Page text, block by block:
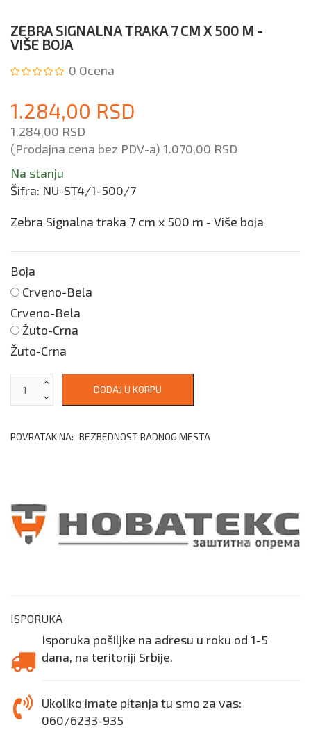
ZEBRA SIGNALNA TRAKA 7 CM X 500 M -
VIŠE BOJA
0 Ocena
1.284,00 RSD
1.284,00 RSD
(Prodajna cena bez PDV-a) 1.070,00 RSD
Na stanju
Šifra: NU-ST4/1-500/7
Zebra Signalna traka 7 cm x 500 m - Više boja
Boja
Crveno-Bela
Crveno-Bela
Žuto-Crna
Žuto-Crna
POVRATAK NA: BEZBEDNOST RADNOG MESTA
ISPORUKA
Isporuka pošiljke na adresu u roku od 1-5
dana, na teritoriji Srbije.
Ukoliko imate pitanja tu smo za vas:
060/6233-935